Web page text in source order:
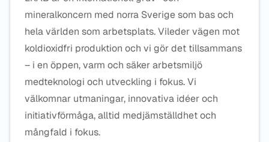
mineralkoncern med norra Sverige som bas och
hela världen som arbetsplats. Vileder vägen mot
koldioxidfri produktion och vi gör det tillsammans
– i en öppen, varm och säker arbetsmiljö
medteknologi och utveckling i fokus. Vi
välkomnar utmaningar, innovativa idéer och
initiativförmåga, alltid medjämställdhet och
mångfald i fokus.